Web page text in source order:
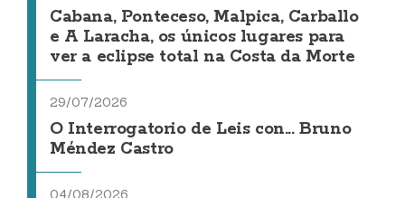
Cabana, Ponteceso, Malpica, Carballo
e A Laracha, os únicos lugares para
ver a eclipse total na Costa da Morte
29/07/2026
O Interrogatorio de Leis con... Bruno
Méndez Castro